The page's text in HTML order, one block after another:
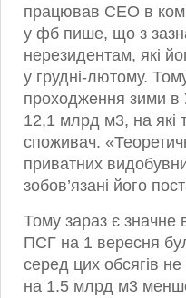
працював СЕО в
у фб пише, що з
нерезидентам, які
у грудні-лютому.
проходження зими в
12,1 млрд м3, на які
споживач.
приватних
зобов’язані його
Тому зараз є значне
ПСГ на 1 вересня
серед цих обсягів
на 1.5 млрд м3